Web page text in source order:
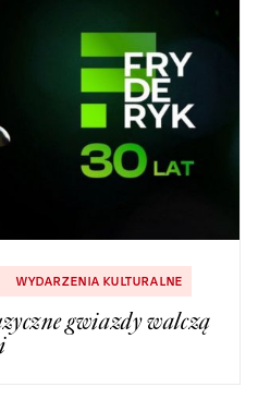
WYDARZENIA KULTURALNE
gwiazdy walczą